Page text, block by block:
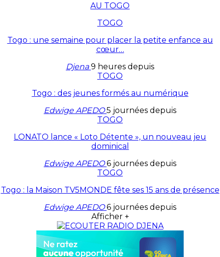
AU TOGO
TOGO
Togo : une semaine pour placer la petite enfance au
cœur…
Djena9 heures depuis
TOGO
Togo : des jeunes formés au numérique
Edwige APEDO5 journées depuis
TOGO
LONATO lance « Loto Détente », un nouveau jeu
dominical
Edwige APEDO6 journées depuis
TOGO
Togo : la Maison TV5MONDE fête ses 15 ans de présence
Edwige APEDO6 journées depuis
Afficher +